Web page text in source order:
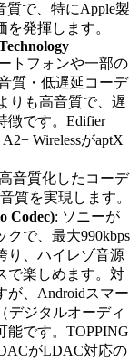
質で、特にApple製
発揮します。
トフォンや一部の
質・低遅延コーデ
りも高音質で、遅
徴です。Edifier
WirelessがaptX
音質化したコーデ
質を実現します。
Codec): ソニーが
クで、最大990kbps
り、ハイレゾ音源
で楽しめます。対
が、Androidスマー
デジタルオーディ
能です。TOPPING
がLDAC対応の